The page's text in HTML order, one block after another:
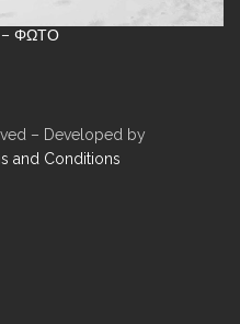
– ΦΩΤΌ
– Developed by
and Conditions